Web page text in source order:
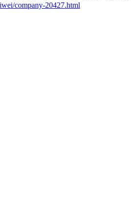
company-20427.html